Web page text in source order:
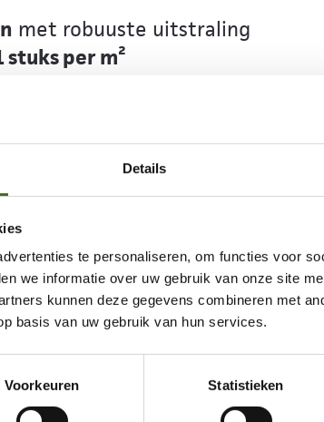
Details
te personaliseren, om functies voor
we informatie over uw gebruik van onze site
kunnen deze gegevens combineren met
basis van uw gebruik van hun services.
Voorkeuren Statistieken
met robuuste uitstraling
stuks per m²
oppervlaktestructuur
en erfverharding
kracht
karakter
Onze referenties